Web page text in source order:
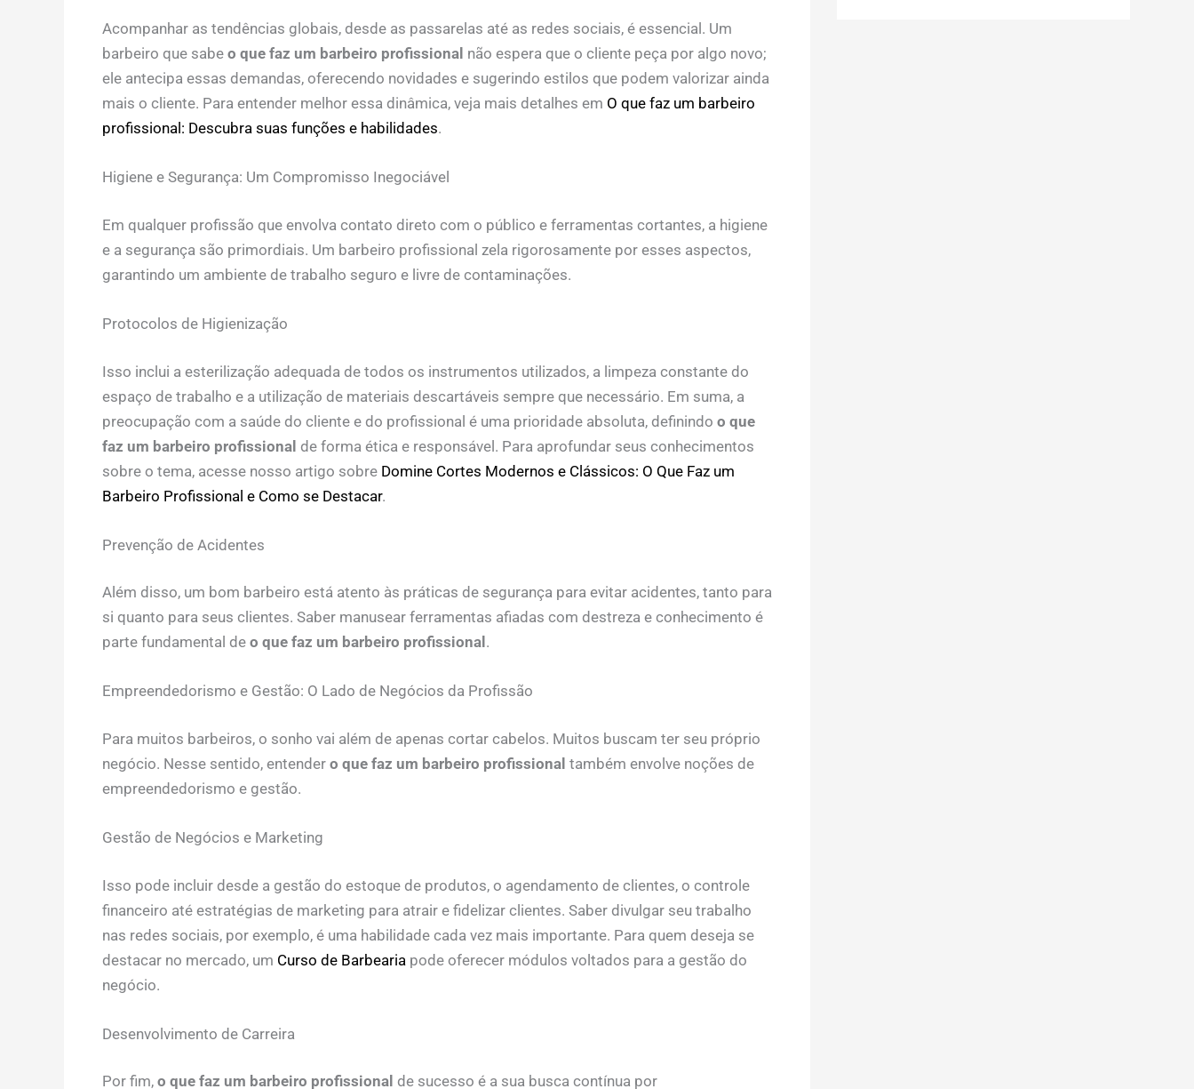
Acompanhar as tendências globais, desde as passarelas até as redes sociais, é essencial. Um
barbeiro que sabe o que faz um barbeiro profissional não espera que o cliente peça por algo novo;
ele antecipa essas demandas, oferecendo novidades e sugerindo estilos que podem valorizar ainda
mais o cliente. Para entender melhor essa dinâmica, veja mais detalhes em O que faz um barbeiro
profissional: Descubra suas funções e habilidades.
Higiene e Segurança: Um Compromisso Inegociável
Em qualquer profissão que envolva contato direto com o público e ferramentas cortantes, a higiene
e a segurança são primordiais. Um barbeiro profissional zela rigorosamente por esses aspectos,
garantindo um ambiente de trabalho seguro e livre de contaminações.
Protocolos de Higienização
Isso inclui a esterilização adequada de todos os instrumentos utilizados, a limpeza constante do
espaço de trabalho e a utilização de materiais descartáveis sempre que necessário. Em suma, a
preocupação com a saúde do cliente e do profissional é uma prioridade absoluta, definindo o que
faz um barbeiro profissional de forma ética e responsável. Para aprofundar seus conhecimentos
sobre o tema, acesse nosso artigo sobre Domine Cortes Modernos e Clássicos: O Que Faz um
Barbeiro Profissional e Como se Destacar.
Prevenção de Acidentes
Além disso, um bom barbeiro está atento às práticas de segurança para evitar acidentes, tanto para
si quanto para seus clientes. Saber manusear ferramentas afiadas com destreza e conhecimento é
parte fundamental de o que faz um barbeiro profissional .
Empreendedorismo e Gestão: O Lado de Negócios da Profissão
Para muitos barbeiros, o sonho vai além de apenas cortar cabelos. Muitos buscam ter seu próprio
negócio. Nesse sentido, entender o que faz um barbeiro profissional também envolve noções de
empreendedorismo e gestão.
Gestão de Negócios e Marketing
Isso pode incluir desde a gestão do estoque de produtos, o agendamento de clientes, o controle
financeiro até estratégias de marketing para atrair e fidelizar clientes. Saber divulgar seu trabalho
nas redes sociais, por exemplo, é uma habilidade cada vez mais importante. Para quem deseja se
destacar no mercado, um Curso de Barbearia pode oferecer módulos voltados para a gestão do
negócio.
Desenvolvimento de Carreira
Por fim, o que faz um barbeiro profissional de sucesso é a sua busca contínua por